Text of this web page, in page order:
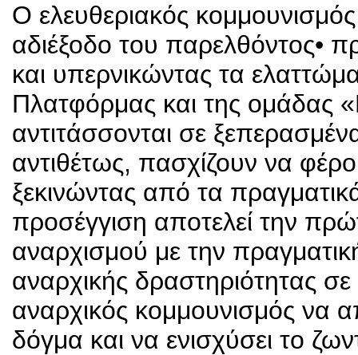
Ο ελευθεριακός
αδιέξοδο του παρελθόντος•
και υπερνικώντας τα
Πλατφόρμας και της ομάδας
αντιτάσσονται σε
αντιθέτως, πασχίζουν να
ξεκινώντας από τα
προσέγγιση αποτελεί την
αναρχισμού με την
αναρχικής δραστηριότητας
αναρχικός κομμουνισμός να
δόγμα και να ενισχύσει το